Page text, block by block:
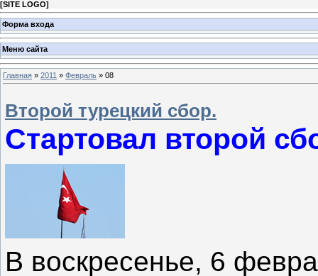
[SITE LOGO]
Форма входа
Меню сайта
Главная » 2011 » Февраль » 08
Второй турецкий сбор.
Стартовал второй
В воскресенье, 6